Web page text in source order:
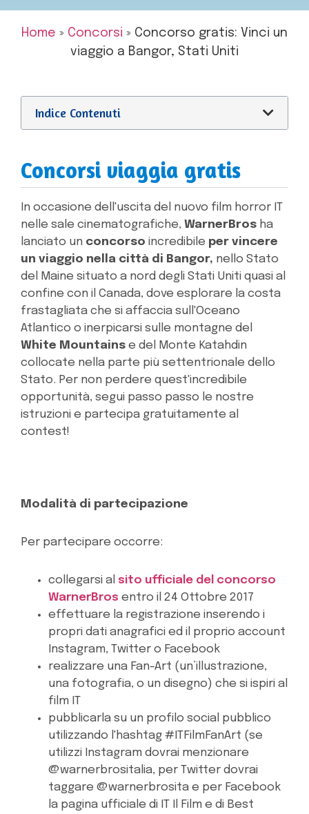
Home » Concorsi » Concorso gratis: Vinci un
viaggio a Bangor, Stati Uniti
Indice Contenuti
Concorsi viaggia gratis
In occasione dell'uscita del nuovo film horror IT
nelle sale cinematografiche, WarnerBros ha
lanciato un concorso incredibile per vincere
un viaggio nella città di Bangor, nello Stato
del Maine situato a nord degli Stati Uniti quasi al
confine con il Canada, dove esplorare la costa
frastagliata che si affaccia sull'Oceano
Atlantico o inerpicarsi sulle montagne del
White Mountains e del Monte Katahdin
collocate nella parte più settentrionale dello
Stato. Per non perdere quest'incredibile
opportunità, segui passo passo le nostre
istruzioni e partecipa gratuitamente al
contest!
Modalità di partecipazione
Per partecipare occorre:
collegarsi al sito ufficiale del concorso
WarnerBros entro il 24 Ottobre 2017
effettuare la registrazione inserendo i
propri dati anagrafici ed il proprio account
Instagram, Twitter o Facebook
realizzare una Fan-Art (un’illustrazione,
una fotografia, o un disegno) che si ispiri al
film IT
pubblicarla su un profilo social pubblico
utilizzando l'hashtag #ITFilmFanArt (se
utilizzi Instagram dovrai menzionare
@warnerbrositalia, per Twitter dovrai
taggare @warnerbrosita e per Facebook
la pagina ufficiale di IT Il Film e di Best